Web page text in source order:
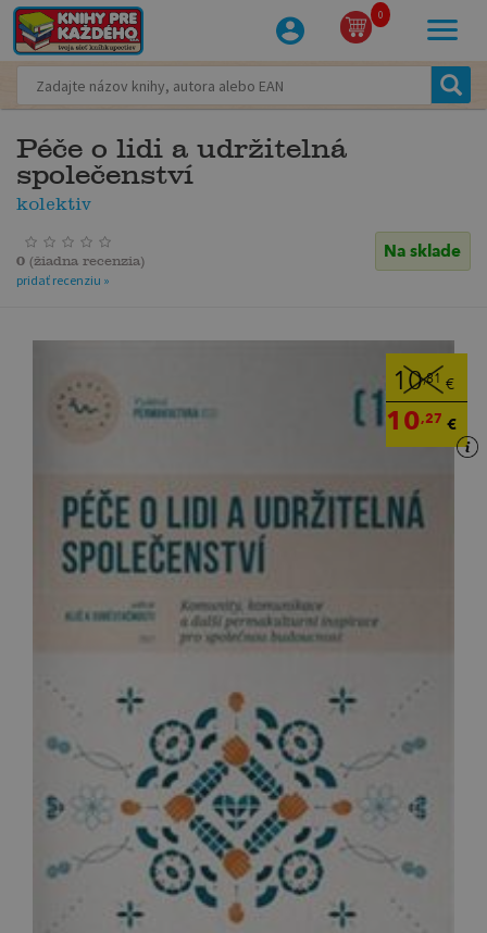
0
Péče o lidi a udržitelná
společenství
kolektiv
Na sklade
0 (žiadna recenzia)
pridať recenziu »
10,81 €
10,27 €